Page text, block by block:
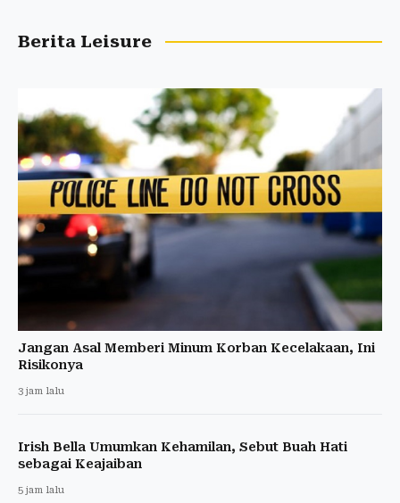
Berita Leisure
Jangan Asal Memberi Minum Korban Kecelakaan, Ini
Risikonya
3 jam lalu
Irish Bella Umumkan Kehamilan, Sebut Buah Hati
sebagai Keajaiban
5 jam lalu